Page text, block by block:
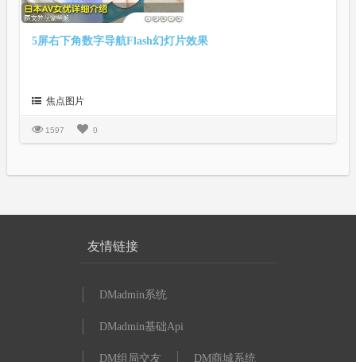
5屏右下角数字导航Flash幻灯片效果
焦点图片
1597 0
友情链接
DMadmin系统
DMadmin基础Api
DM组局交友 DM商城系统